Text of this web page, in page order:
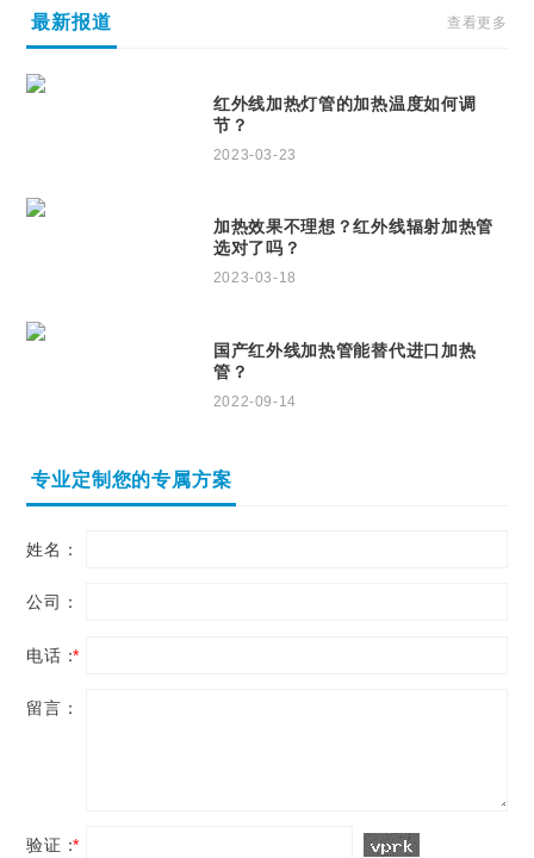
最新报道 查看更多
红外线加热灯管的加热温度如何调
节？
2023-03-23
加热效果不理想？红外线辐射加热管
选对了吗？
2023-03-18
国产红外线加热管能替代进口加热
管？
2022-09-14
专业定制您的专属方案
姓名：
公司：
电话：
*
留言：
验证：
*